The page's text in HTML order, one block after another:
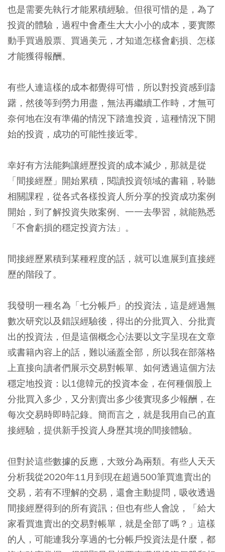
也是需要先執行才能累積經驗。但很可惜的是，為了
投資的體驗，過程中會產生大大小小的成本，要實際
動手買過股票、買過美元，才知道怎樣會虧損、怎樣
才能獲得報酬。
有些人連這樣的成本都覺得可惜，所以對投資感到躊
躇，然後等到勞力用盡，無法再繼續工作時，才無可
奈何地在沒有準備的情況下踏進投資，這種情況下開
始的投資，成功的可能性接近零。
幸好有方法能夠讓經歷投資的成本減少，那就是從
「間接經歷」開始累積，閱讀投資領域的書籍，聆聽
相關課程，從各式各樣投資人所分享的投資成功案例
開始，到了解投資失敗案例、一一去學習，就能熟悉
「不會虧損的穩定投資方法」。
間接經歷累積到某種程度的話，就可以進展到直接經
歷的階段了。
我發明一種名為「七分帳戶」的投資法，這是經過無
數次研究以及錯誤經驗後，得出的分批買入、分批賣
出的投資法，但是這個概念心法要以文字呈現在文章
或書籍內容上的話，難以涵蓋全部，所以我在部落格
上直接向讀者們展示交易對帳單、如何透過這個方法
穩定地投資：以1億韓元的投資本金，在何種個股上
分批買入多少，又分割賣出多少後實現多少報酬，在
每次交易時即時記錄。簡而言之，就是我用自己的直
接經驗，提供新手投資人身歷其境的間接體驗。
但對於這些數據的反應，大致分為兩類。有些人天天
分析我從2020年11月到現在超過500筆買進賣出的
交易，若有不理解的交易，還會主動提問，吸收透過
間接經歷得到的所有資訊；但也有些人會說，「給大
家看買進賣出的交易對帳單，就是全部了嗎？」這樣
的人，可能連我分享過的七分帳戶投資法是什麼，都